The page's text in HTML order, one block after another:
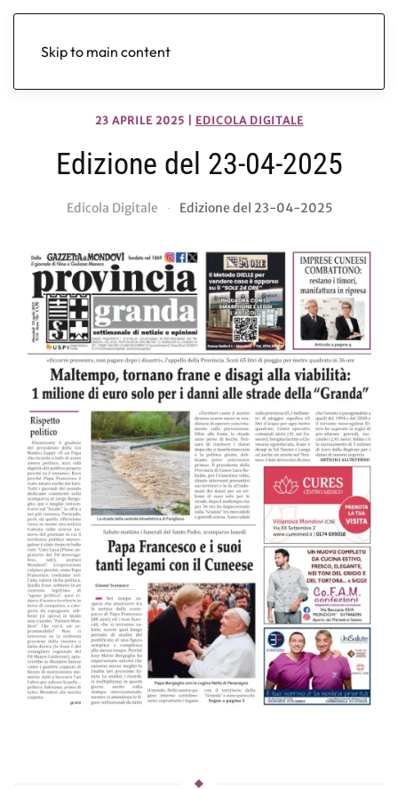
Skip to main content
23 APRILE 2025 EDICOLA DIGITALE
Edizione del 23-04-2025
Edicola Digitale Edizione del 23-04-2025